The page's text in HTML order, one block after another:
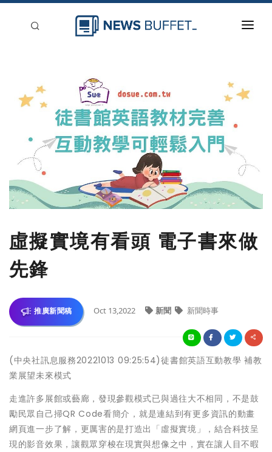
登入
虛擬實境有看頭 電子書來做
先鋒
推廣新聞稿 Oct 13,2022 新聞 新聞時事
(中央社訊息服務20221013 09:25:54)徒書館英語互動教學 補教
業展望未來模式
走進許多展館或藝廊，發現參觀模式已與過往大不相同，不是鼓
勵民眾自己掃QR Code看簡介，就是連結到有更多資訊的動畫
網頁進一步了解，更厲害的是打造出「虛擬實境」，結合科技呈
現的影音效果，讓觀眾穿梭在現實與想像之中，實在讓人目不暇